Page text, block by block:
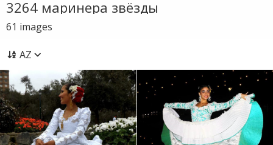
3264 маринера звёзды
61 images
AZ